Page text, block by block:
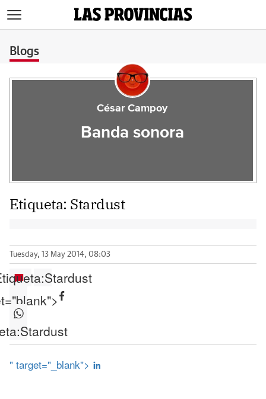
Blogs
César Campoy
Banda sonora
Etiqueta: Stardust
Tuesday, 13 May 2014, 08:03
Stardust
Stardust
" target="_blank">